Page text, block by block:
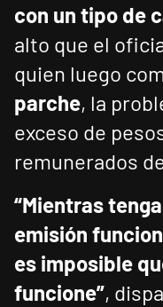
con un tipo de
alto que el
quien luego
parche, la
exceso de
remunerados
“Mientras
emisión
es imposible
funcione”,